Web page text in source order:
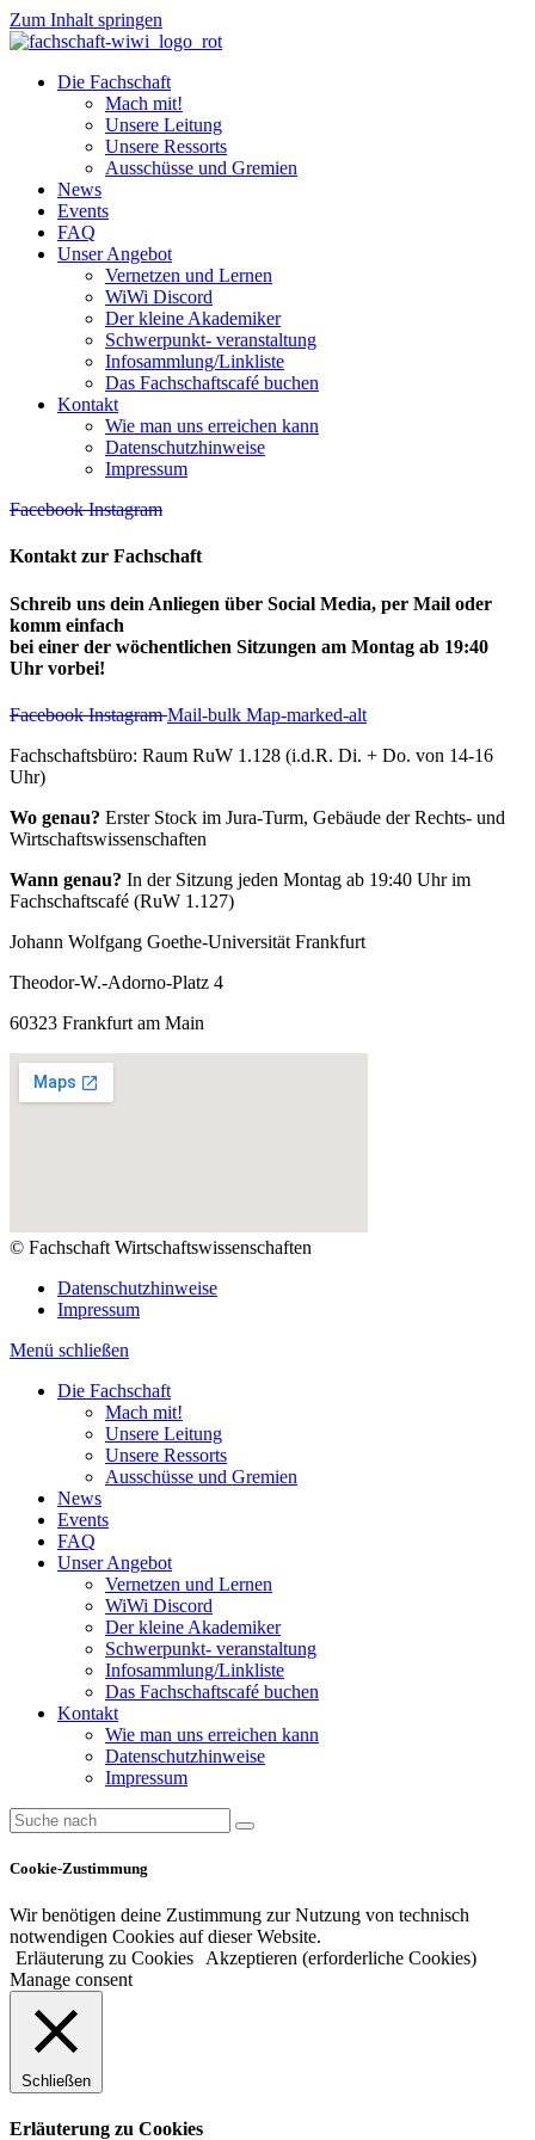
Zum Inhalt springen
Die Fachschaft
Mach mit!
Unsere Leitung
Unsere Ressorts
Ausschüsse und Gremien
News
Events
FAQ
Unser Angebot
Vernetzen und Lernen
WiWi Discord
Der kleine Akademiker
Schwerpunkt- veranstaltung
Infosammlung/Linkliste
Das Fachschaftscafé buchen
Kontakt
Wie man uns erreichen kann
Datenschutzhinweise
Impressum
Facebook Instagram
Kontakt zur Fachschaft
Schreib uns dein Anliegen über Social Media, per Mail oder
komm einfach
bei einer der wöchentlichen Sitzungen am Montag ab 19:40
Uhr vorbei!
Facebook Instagram Mail-bulk Map-marked-alt
Fachschaftsbüro: Raum RuW 1.128 (i.d.R. Di. + Do. von 14-16
Uhr)
Wo genau? Erster Stock im Jura-Turm, Gebäude der Rechts- und
Wirtschaftswissenschaften
Wann genau? In der Sitzung jeden Montag ab 19:40 Uhr im
Fachschaftscafé (RuW 1.127)
Johann Wolfgang Goethe-Universität Frankfurt
Theodor-W.-Adorno-Platz 4
60323 Frankfurt am Main
© Fachschaft Wirtschaftswissenschaften
Datenschutzhinweise
Impressum
Menü schließen
Die Fachschaft
Mach mit!
Unsere Leitung
Unsere Ressorts
Ausschüsse und Gremien
News
Events
FAQ
Unser Angebot
Vernetzen und Lernen
WiWi Discord
Der kleine Akademiker
Schwerpunkt- veranstaltung
Infosammlung/Linkliste
Das Fachschaftscafé buchen
Kontakt
Wie man uns erreichen kann
Datenschutzhinweise
Impressum
Cookie-Zustimmung
Wir benötigen deine Zustimmung zur Nutzung von technisch
notwendigen Cookies auf dieser Website.
Erläuterung zu Cookies
Akzeptieren (erforderliche Cookies)
Manage consent
Schließen
Erläuterung zu Cookies